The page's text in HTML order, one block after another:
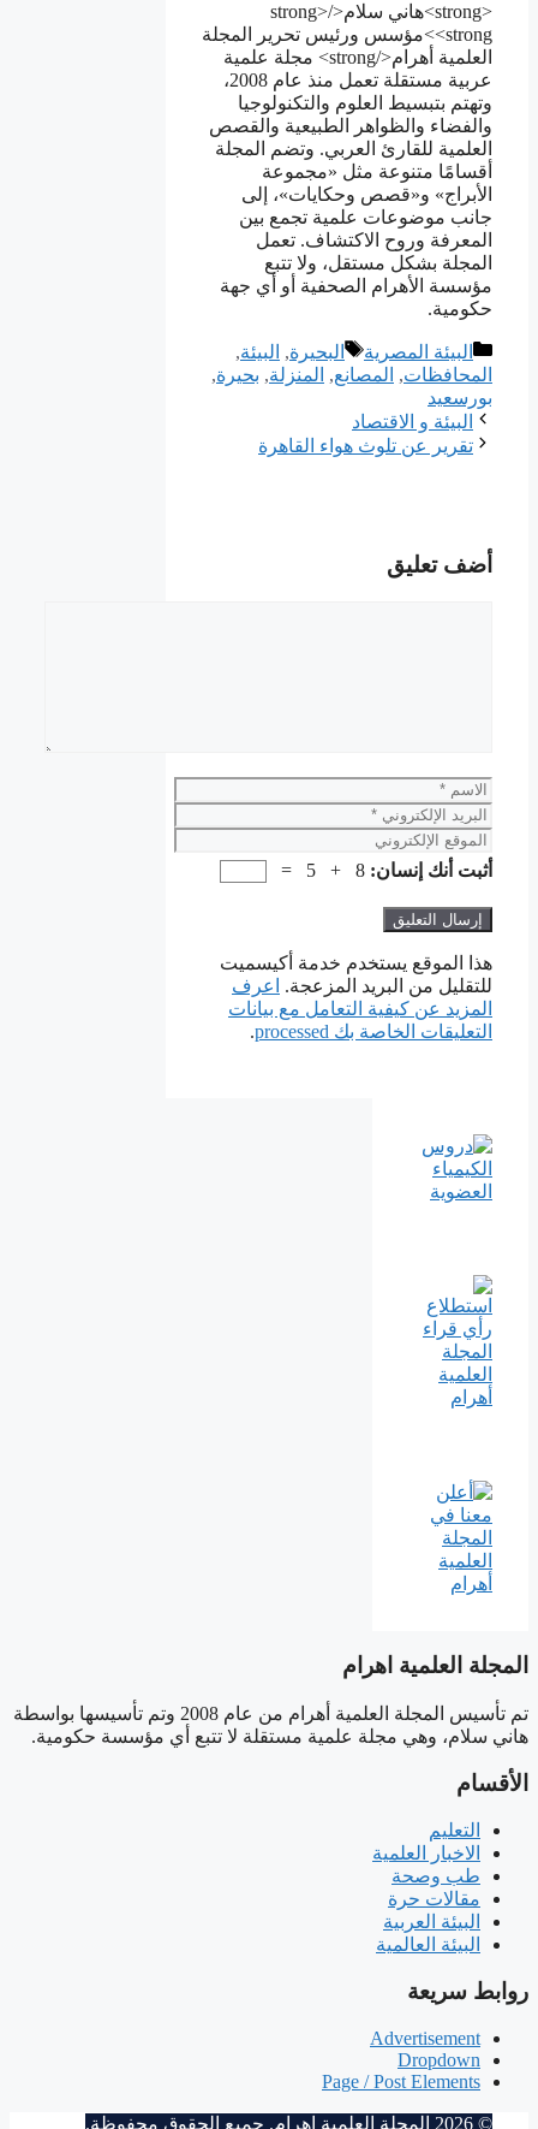
<strong>هاني سلام</strong>
<strong>مؤسس ورئيس تحرير المجلة
العلمية أهرام</strong> مجلة علمية
عربية مستقلة تعمل منذ عام 2008،
وتهتم بتبسيط العلوم والتكنولوجيا
والفضاء والظواهر الطبيعية والقصص
العلمية للقارئ العربي. وتضم المجلة
أقسامًا متنوعة مثل «مجموعة
الأبراج» و«قصص وحكايات»، إلى
جانب موضوعات علمية تجمع بين
المعرفة وروح الاكتشاف. تعمل
المجلة بشكل مستقل، ولا تتبع
مؤسسة الأهرام الصحفية أو أي جهة
حكومية.
التصنيفات
البيئة المصرية الوسوم
البحيرة, البيئة,
المحافظات, المصانع, المنزلة, بحيرة,
بورسعيد
البيئة و الاقتصاد
تقرير عن تلوث هواء القاهرة
أضف تعليق
الاسم
البريد
الإلكتروني
الموقع
الإلكتروني
أثبت أنك إنسان: 8 + 5 =
هذا الموقع يستخدم خدمة أكيسميت
للتقليل من البريد المزعجة.
اعرف
المزيد عن كيفية التعامل مع بيانات
التعليقات الخاصة بك processed
.
المجلة العلمية اهرام
تم تأسيس المجلة العلمية أهرام من عام 2008 وتم تأسيسها بواسطة
هاني سلام، وهي مجلة علمية مستقلة لا تتبع أي مؤسسة حكومية.
الأقسام
التعليم
الاخبار العلمية
طب وصحة
مقالات حرة
البيئة العربية
البيئة العالمية
روابط سريعة
Advertisement
Dropdown
Page / Post Elements
© 2026 المجلة العلمية اهرام. جميع الحقوق محفوظة.